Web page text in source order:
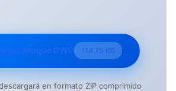
Bloque DWG 114.75 KB
en formato ZIP comprimido